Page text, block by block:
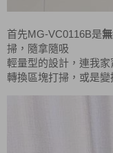
首先MG-VC0116B是
掃，隨拿隨吸
輕量型的設計，連我
轉換區塊打掃，或是